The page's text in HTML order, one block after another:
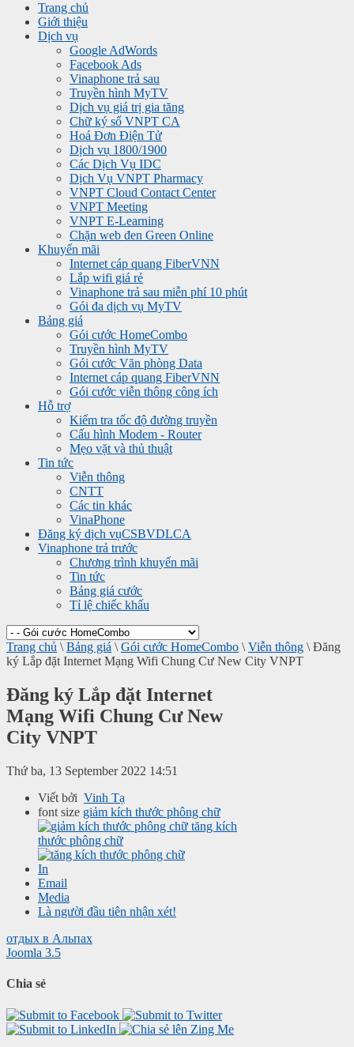
Trang chủ
Giới thiệu
Dịch vụ
Google AdWords
Facebook Ads
Vinaphone trả sau
Truyền hình MyTV
Dịch vụ giá trị gia tăng
Chữ ký số VNPT CA
Hoá Đơn Điện Tử
Dịch vụ 1800/1900
Các Dịch Vụ IDC
Dịch Vụ VNPT Pharmacy
VNPT Cloud Contact Center
VNPT Meeting
VNPT E-Learning
Chặn web đen Green Online
Khuyến mãi
Internet cáp quang FiberVNN
Lắp wifi giá rẻ
Vinaphone trả sau miễn phí 10 phút
Gói đa dịch vụ MyTV
Bảng giá
Gói cước HomeCombo
Truyền hình MyTV
Gói cước Văn phòng Data
Internet cáp quang FiberVNN
Gói cước viễn thông công ích
Hỗ trợ
Kiểm tra tốc độ đường truyền
Cấu hình Modem - Router
Mẹo vặt và thủ thuật
Tin tức
Viễn thông
CNTT
Các tin khác
VinaPhone
Đăng ký dịch vụCSBVDLCA
Vinaphone trả trước
Chương trình khuyến mãi
Tin tức
Bảng giá cước
Tỉ lệ chiếc khấu
Trang chủ \ Bảng giá \ Gói cước HomeCombo \ Viễn thông \ Đăng
ký Lắp đặt Internet Mạng Wifi Chung Cư New City VNPT
Đăng ký Lắp đặt Internet
Mạng Wifi Chung Cư New
City VNPT
Thứ ba, 13 September 2022 14:51
Viết bởi Vinh Tạ
font size giảm kích thước phông chữ
tăng kích
thước phông chữ
In
Email
Media
Là người đầu tiên nhận xét!
отдых в Альпах
Joomla 3.5
Chia sẻ